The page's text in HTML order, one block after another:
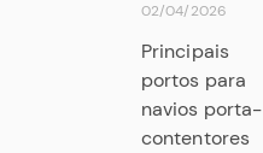
02/04/2026
Principais
portos para
navios porta-
contentores